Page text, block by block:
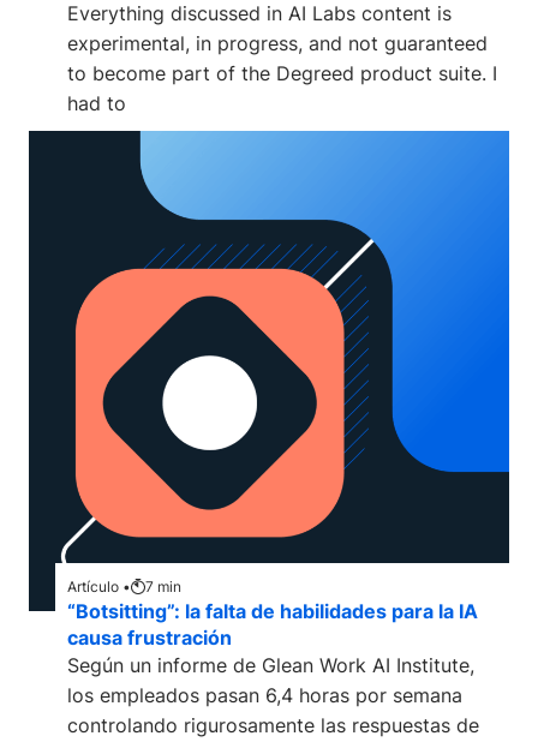
Everything discussed in AI Labs content is
experimental, in progress, and not guaranteed
to become part of the Degreed product suite. I
had to
Artículo • 7 min
“Botsitting”: la falta de habilidades para la IA
causa frustración
Según un informe de Glean Work AI Institute,
los empleados pasan 6,4 horas por semana
controlando rigurosamente las respuestas de